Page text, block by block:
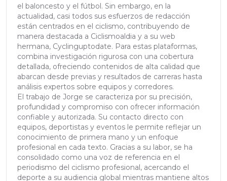
el baloncesto y el fútbol. Sin embargo, en la
actualidad, casi todos sus esfuerzos de redacción
están centrados en el ciclismo, contribuyendo de
manera destacada a Ciclismoaldia y a su web
hermana, Cyclinguptodate. Para estas plataformas,
combina investigación rigurosa con una cobertura
detallada, ofreciendo contenidos de alta calidad que
abarcan desde previas y resultados de carreras hasta
análisis expertos sobre equipos y corredores.
El trabajo de Jorge se caracteriza por su precisión,
profundidad y compromiso con ofrecer información
confiable y autorizada. Su contacto directo con
equipos, deportistas y eventos le permite reflejar un
conocimiento de primera mano y un enfoque
profesional en cada texto. Gracias a su labor, se ha
consolidado como una voz de referencia en el
periodismo del ciclismo profesional, acercando el
deporte a su audiencia global mientras mantiene altos